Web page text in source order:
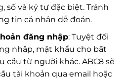
số và ký tự đặc biệt. Tránh
tin cá nhân dễ đoán.
đăng nhập: Tuyệt đối
nhập, mật khẩu cho bất
cầu từ người khác. ABC8 sẽ
tài khoản qua email hoặc